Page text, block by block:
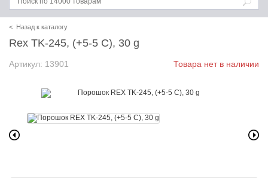
< Назад к каталогу
Rex TK-245, (+5-5 C), 30 g
Артикул: 13901 Товара нет в наличии